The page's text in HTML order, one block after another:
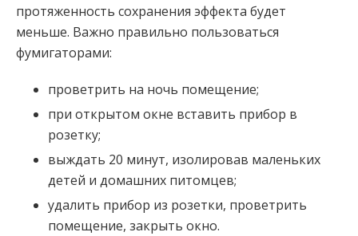
протяженность сохранения эффекта будет
меньше. Важно правильно пользоваться
фумигаторами:
проветрить на ночь помещение;
при открытом окне вставить прибор в
розетку;
выждать 20 минут, изолировав маленьких
детей и домашних питомцев;
удалить прибор из розетки, проветрить
помещение, закрыть окно.